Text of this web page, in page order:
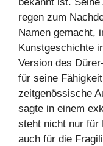
regen zum
Namen gemacht,
Kunstgeschichte
Version des
für seine
zeitgenössische
sagte in einem
steht nicht nur für
auch für die